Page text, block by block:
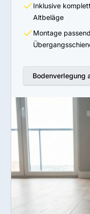
Inklusive
Altbeläge
Montage
Bodenverlegung